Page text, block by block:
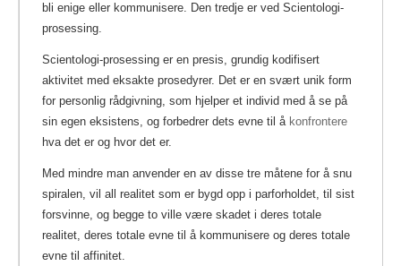
bli enige eller kommunisere. Den tredje er ved Scientologi-
prosessing.
Scientologi-prosessing er en presis, grundig kodifisert
aktivitet med eksakte prosedyrer. Det er en svært unik form
for personlig rådgivning, som hjelper et individ med å se på
sin egen eksistens, og forbedrer dets evne til å konfrontere
hva det er og hvor det er.
Med mindre man anvender en av disse tre måtene for å snu
spiralen, vil all realitet som er bygd opp i parforholdet, til sist
forsvinne, og begge to ville være skadet i deres totale
realitet, deres totale evne til å kommunisere og deres totale
evne til affinitet.